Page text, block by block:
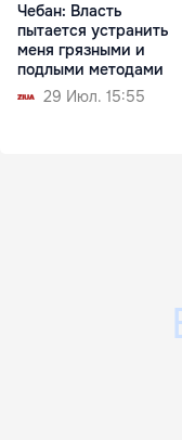
Чебан: Власть
пытается устранить
меня грязными и
подлыми методами
29 Июл. 15:55